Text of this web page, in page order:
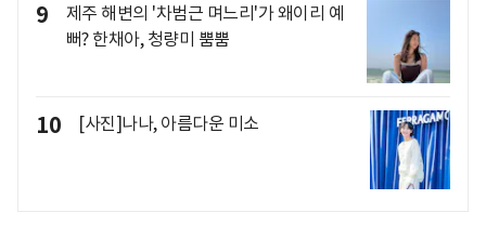
9
제주 해변의 '차범근 며느리'가 왜이리 예
뻐? 한채아, 청량미 뿜뿜
10 [사진]나나, 아름다운 미소